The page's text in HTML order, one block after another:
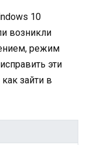
10
возникли
режим
эти
зайти в